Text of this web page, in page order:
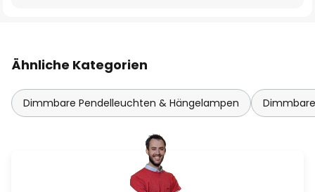
Ähnliche Kategorien
Dimmbare Pendelleuchten & Hängelampen